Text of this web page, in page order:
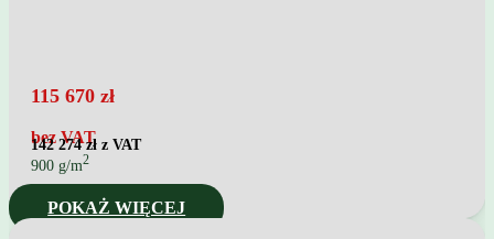
115 670 zł
bez VAT
142 274zł z VAT
900 g/m2
POKAŻ WIĘCEJ